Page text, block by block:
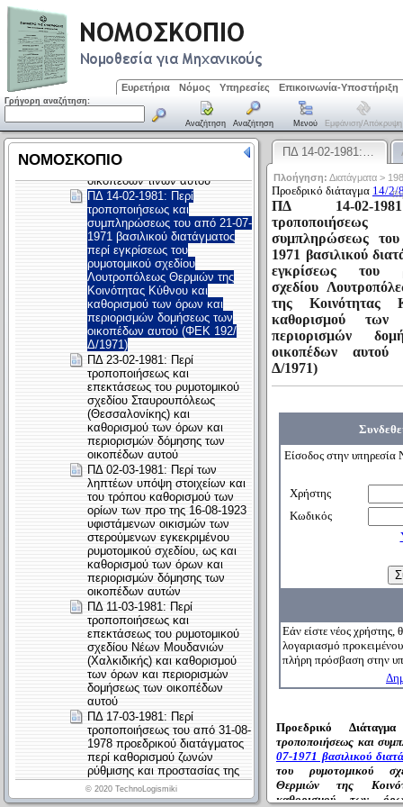
Ευρετήρια Νόμος Υπηρεσίες Επικοινωνία-Υποστήριξη
Γρήγορη αναζήτηση:
Αναζήτηση Αναζήτηση Μενού Εμφάνιση/απόκρυψη
ΠΔ 14-02-1981:…